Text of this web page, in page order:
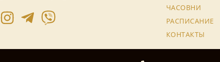
ЧАСОВНИ
РАСПИСАНИЕ
КОНТАКТЫ